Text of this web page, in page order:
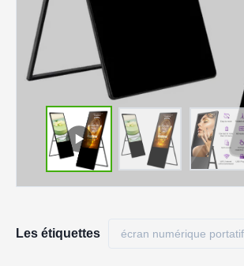
Les étiquettes écran numérique portatif